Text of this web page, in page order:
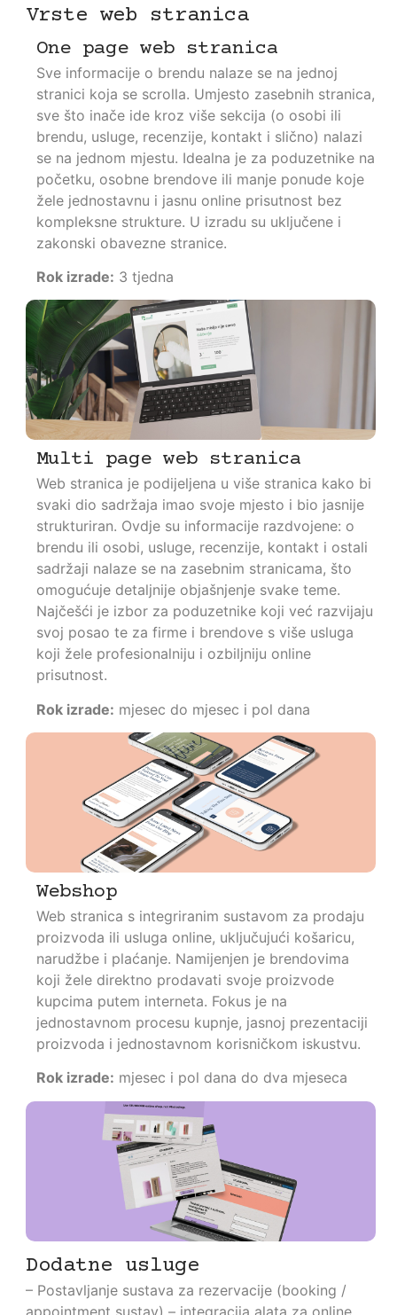
Vrste web stranica
One page web stranica
Sve informacije o brendu nalaze se na jednoj
stranici koja se scrolla. Umjesto zasebnih stranica,
sve što inače ide kroz više sekcija (o osobi ili
brendu, usluge, recenzije, kontakt i slično) nalazi
se na jednom mjestu. Idealna je za poduzetnike na
početku, osobne brendove ili manje ponude koje
žele jednostavnu i jasnu online prisutnost bez
kompleksne strukture. U izradu su uključene i
zakonski obavezne stranice.
Rok izrade: 3 tjedna
Multi page web stranica
Web stranica je podijeljena u više stranica kako bi
svaki dio sadržaja imao svoje mjesto i bio jasnije
strukturiran. Ovdje su informacije razdvojene: o
brendu ili osobi, usluge, recenzije, kontakt i ostali
sadržaji nalaze se na zasebnim stranicama, što
omogućuje detaljnije objašnjenje svake teme.
Najčešći je izbor za poduzetnike koji već razvijaju
svoj posao te za firme i brendove s više usluga
koji žele profesionalniju i ozbiljniju online
prisutnost.
Rok izrade: mjesec do mjesec i pol dana
Webshop
Web stranica s integriranim sustavom za prodaju
proizvoda ili usluga online, uključujući košaricu,
narudžbe i plaćanje. Namijenjen je brendovima
koji žele direktno prodavati svoje proizvode
kupcima putem interneta. Fokus je na
jednostavnom procesu kupnje, jasnoj prezentaciji
proizvoda i jednostavnom korisničkom iskustvu.
Rok izrade: mjesec i pol dana do dva mjeseca
Dodatne usluge
– Postavljanje sustava za rezervacije (booking /
appointment sustav) – integracija alata za online